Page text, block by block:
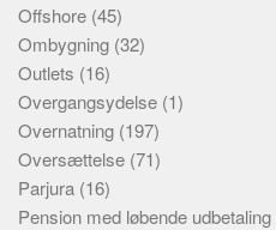
Offshore (45)
Ombygning (32)
Outlets (16)
Overgangsydelse (1)
Overnatning (197)
Oversættelse (71)
Parjura (16)
Pension med løbende udbetaling